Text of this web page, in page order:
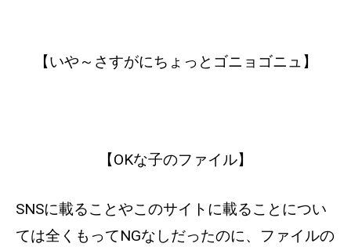
【いや～さすがにちょっとゴニョゴニュ】
【OKな子のファイル】
SNSに載ることやこのサイトに載ることについ
ては全くもってNGなしだったのに、ファイルの